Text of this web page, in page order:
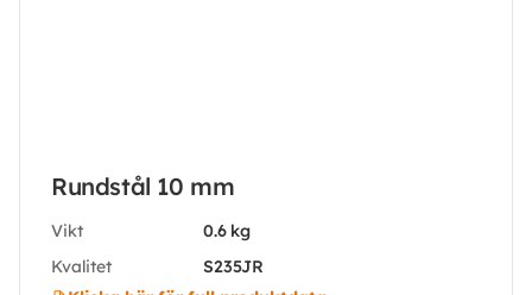
Rundstål 10 mm
Vikt
0.6 kg
Kvalitet
S235JR